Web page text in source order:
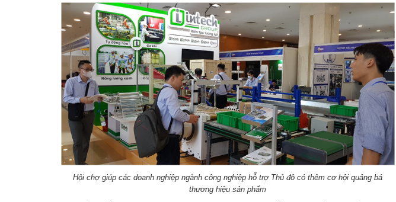
Hội chợ giúp các doanh nghiệp ngành công nghiệp hỗ trợ Thủ đô có thêm cơ hội quảng bá
thương hiệu sản phẩm